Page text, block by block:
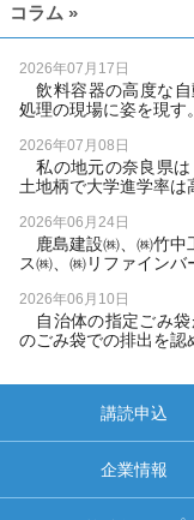
コラム »
2026年07月17日
飲料容器の高度な自
処理の現場に姿を現す
2026年07月08日
私の地元の奈良県は
土地柄で大学進学率
2026年06月24日
鹿島建設㈱、㈱竹中
ス㈱、㈱リファイン
2026年06月10日
自治体の指定ごみ袋
のごみ袋での排出を認
講読申込
企業情報